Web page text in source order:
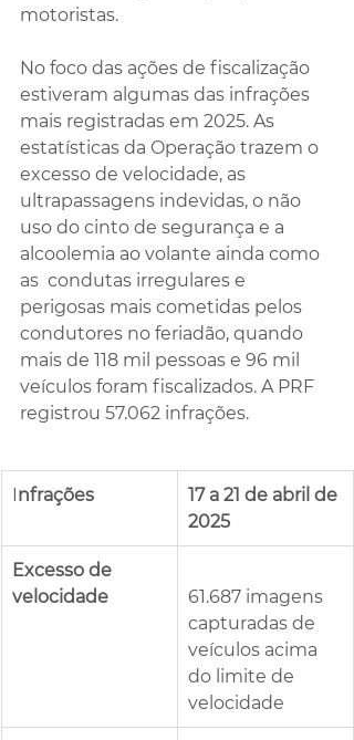
motoristas.
No foco das ações de fiscalização
estiveram algumas das infrações
mais registradas em 2025. As
estatísticas da Operação trazem o
excesso de velocidade, as
ultrapassagens indevidas, o não
uso do cinto de segurança e a
alcoolemia ao volante ainda como
as  condutas irregulares e
perigosas mais cometidas pelos
condutores no feriadão, quando
mais de 118 mil pessoas e 96 mil
veículos foram fiscalizados. A PRF
registrou 57.062 infrações.
Infrações
17 a 21 de abril de
2025
Excesso de
velocidade
61.687 imagens
capturadas de
veículos acima
do limite de
velocidade